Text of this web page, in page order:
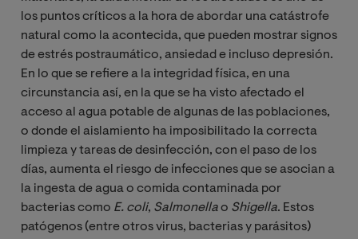
los puntos críticos a la hora de abordar una catástrofe
natural como la acontecida, que pueden mostrar signos
de estrés postraumático, ansiedad e incluso depresión.
En lo que se refiere a la integridad física, en una
circunstancia así, en la que se ha visto afectado el
acceso al agua potable de algunas de las poblaciones,
o donde el aislamiento ha imposibilitado la correcta
limpieza y tareas de desinfección, con el paso de los
días, aumenta el riesgo de infecciones que se asocian a
la ingesta de agua o comida contaminada por
bacterias como E. coli, Salmonellao Shigella. Estos
patógenos (entre otros virus, bacterias y parásitos)